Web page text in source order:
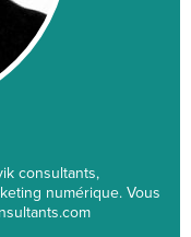
consultants,
numérique. Vous